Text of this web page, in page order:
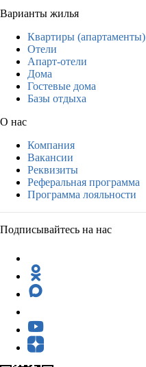
Варианты жилья
Квартиры (апартаменты)
Отели
Апарт-отели
Дома
Гостевые дома
Базы отдыха
О нас
Компания
Вакансии
Реквизиты
Реферальная программа
Программа лояльности
Подписывайтесь на нас